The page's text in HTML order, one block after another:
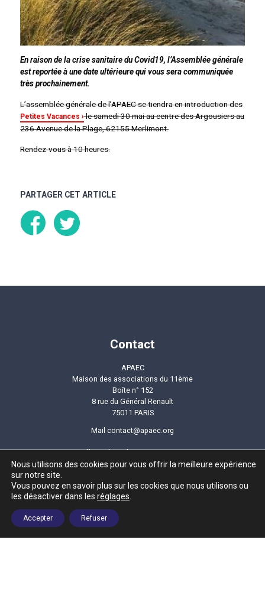
En raison de la crise sanitaire du Covid19, l’Assemblée générale
est reportée à une date ultérieure qui vous sera communiquée
très prochainement.
L’assemblée générale de l’APAEC se tiendra en introduction des
Petites Vacances le samedi 30 mai au centre des Argousiers au
236 Avenue de la Plage, 62155 Merlimont.
Rendez-vous à 10 heures.
PARTAGER CET ARTICLE
Contact
APAEC
Maison des associations du 11ème
Boîte n° 152
8 rue du Général Renault
75011 PARIS
Mail contact@apaec.org
Tél.voir liste des permanences
Suivez-nous
Nous utilisons des cookies pour vous offrir la meilleure expérience
sur notre site.
Vous pouvez en savoir plus sur les cookies que nous utilisons ou
les désactiver dans les réglages
Accepter Refuser